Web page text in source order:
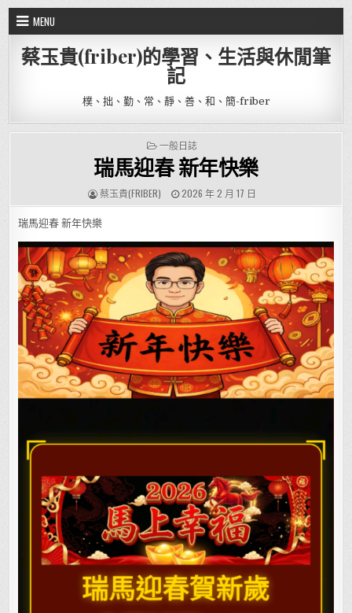
Skip to content
MENU
蔡玉貴(friber)的學習、生活與休閒筆
記
樸、拙、勤、常、靜、善、和、簡-friber
POSTED IN
一般日誌
瑞馬迎春 新年快樂
AUTHOR:
蔡玉貴(FRIBER) PUBLISHED DATE:
2026 年 2 月 17 日
瑞馬迎春 新年快樂